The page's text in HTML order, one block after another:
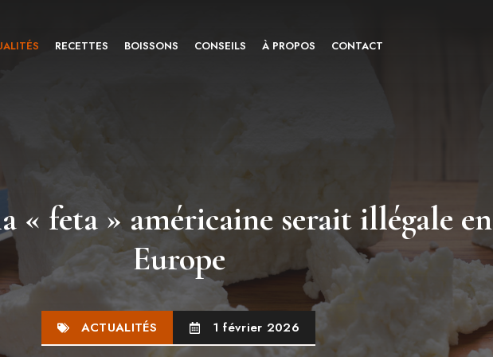
RECETTES BOISSONS CONSEILS À PROPOS CONTACT
« feta » américaine serait illégale en
Europe
ACTUALITÉS 1 février 2026